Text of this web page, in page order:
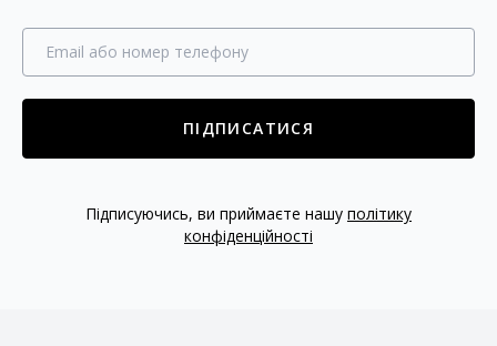
ПІДПИСАТИСЯ
Підписуючись, ви приймаєте нашу політику
конфіденційності